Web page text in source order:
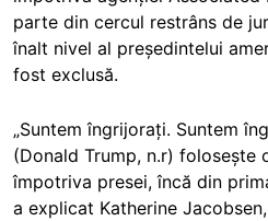
parte din cercul restrâns de
înalt nivel al președintelui
fost exclusă.
„Suntem îngrijorați. Suntem
(Donald Trump, n.r) folosește
împotriva presei, încă din
a explicat Katherine